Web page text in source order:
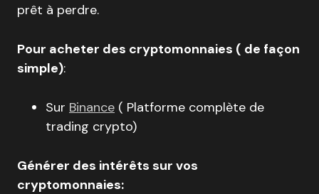
prêt à perdre.
Pour acheter des cryptomonnaies ( de façon
simple):
Sur Binance ( Platforme complète de
trading crypto)
Générer des intérêts sur vos
cryptomonnaies: